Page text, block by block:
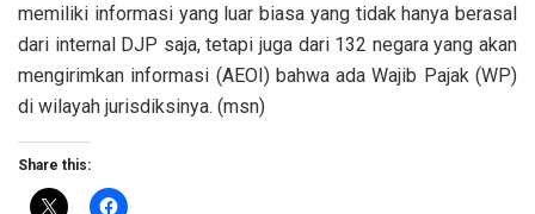
memiliki informasi yang luar biasa yang tidak hanya berasal
dari internal DJP saja, tetapi juga dari 132 negara yang akan
mengirimkan informasi (AEOI) bahwa ada Wajib Pajak (WP)
di wilayah jurisdiksinya. (msn)
Share this: